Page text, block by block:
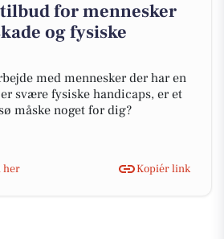
for mennesker
og fysiske
med mennesker der har en
svære fysiske handicaps, er et
måske noget for dig?
her
Kopiér link